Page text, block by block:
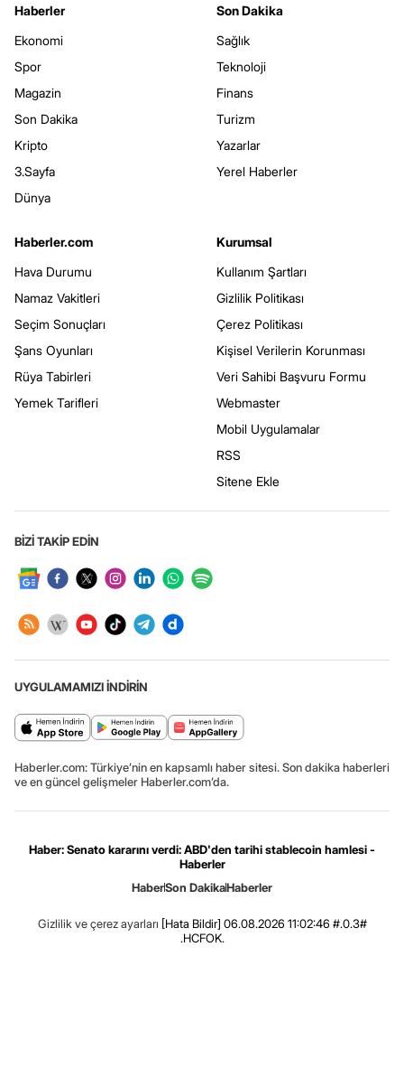
Haberler
Ekonomi
Spor
Magazin
Son Dakika
Kripto
3.Sayfa
Dünya
Son Dakika
Sağlık
Teknoloji
Finans
Turizm
Yazarlar
Yerel Haberler
Haberler.com
Hava Durumu
Namaz Vakitleri
Seçim Sonuçları
Şans Oyunları
Rüya Tabirleri
Yemek Tarifleri
Kurumsal
Kullanım Şartları
Gizlilik Politikası
Çerez Politikası
Kişisel Verilerin Korunması
Veri Sahibi Başvuru Formu
Webmaster
Mobil Uygulamalar
RSS
Sitene Ekle
BİZİ TAKİP EDİN
UYGULAMAMIZI İNDİRİN
Haberler.com: Türkiye’nin en kapsamlı haber sitesi. Son dakika haberleri
ve en güncel gelişmeler Haberler.com’da.
Haber: Senato kararını verdi: ABD'den tarihi stablecoin hamlesi -
Haberler
HaberSon DakikaHaberler
Gizlilik ve çerez ayarları [Hata Bildir] 06.08.2026 11:02:46 #.0.3#
.HCFOK.